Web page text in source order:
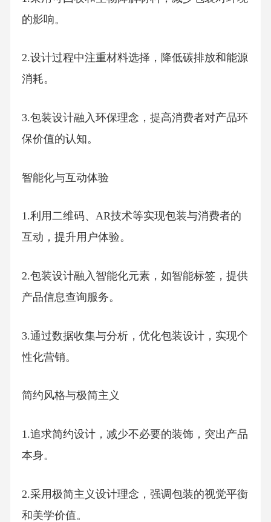
的影响。
2.设计过程中注重材料选择，降低碳排放和能源
消耗。
3.包装设计融入环保理念，提高消费者对产品环
保价值的认知。
智能化与互动体验
1.利用二维码、AR技术等实现包装与消费者的
互动，提升用户体验。
2.包装设计融入智能化元素，如智能标签，提供
产品信息查询服务。
3.通过数据收集与分析，优化包装设计，实现个
性化营销。
简约风格与极简主义
1.追求简约设计，减少不必要的装饰，突出产品
本身。
2.采用极简主义设计理念，强调包装的视觉平衡
和美学价值。